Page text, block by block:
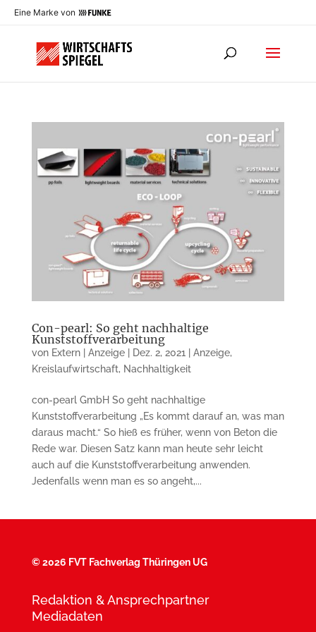
Eine Marke von
Con-pearl: So geht nachhaltige
Kunststoffverarbeitung
von Extern | Anzeige| Dez. 2, 2021 Anzeige,
Kreislaufwirtschaft, Nachhaltigkeit
con-pearl GmbH So geht nachhaltige
Kunststoffverarbeitung „Es kommt darauf an, was man
daraus macht.“ So hieß es früher, wenn von Beton die
Rede war. Diesen Satz kann man heute sehr leicht
auch auf die Kunststoffverarbeitung anwenden.
Jedenfalls wenn man es so angeht,...
©2026 FVT Fachverlag Thüringen UG
Redaktion & Ansprechpartner
Mediadaten